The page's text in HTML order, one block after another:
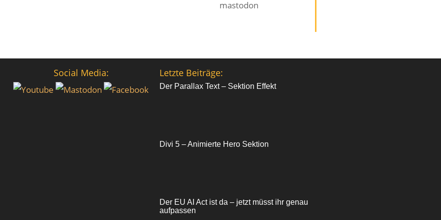
mastodon
Social Media: Letzte Beiträge:
Der Parallax Text – Sektion Effekt
Divi 5 – Animierte Hero Sektion
Der EU AI Act ist da – jetzt müsst ihr genau
aufpassen